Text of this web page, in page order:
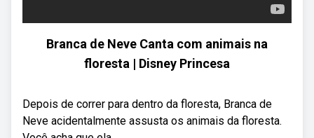
Branca de Neve Canta com animais na
floresta | Disney Princesa
Depois de correr para dentro da floresta, Branca de
Neve acidentalmente assusta os animais da floresta.